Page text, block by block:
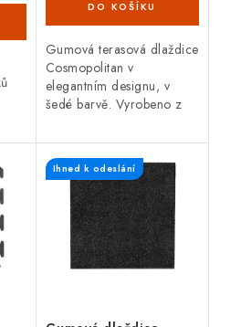
Gumová terasová dlaždice
Cosmopolitan v
elegantním designu, v
šedé barvě. Vyrobeno z
zaručuje vysokou odolnost
a dlouhou životnost. Díky
spojovacímu...
Ihned k odeslání